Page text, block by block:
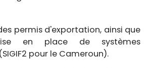
permis d'exportation, ainsi que
en place de systèmes
pour le Cameroun).